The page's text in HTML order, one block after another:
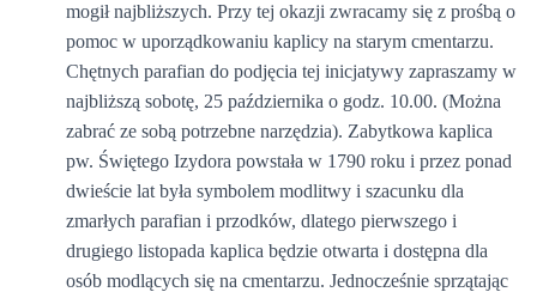
mogił najbliższych. Przy tej okazji zwracamy się z prośbą o
pomoc w uporządkowaniu kaplicy na starym cmentarzu.
Chętnych parafian do podjęcia tej inicjatywy zapraszamy w
najbliższą sobotę, 25 października o godz. 10.00. (Można
zabrać ze sobą potrzebne narzędzia). Zabytkowa kaplica
pw. Świętego Izydora powstała w 1790 roku i przez ponad
dwieście lat była symbolem modlitwy i szacunku dla
zmarłych parafian i przodków, dlatego pierwszego i
drugiego listopada kaplica będzie otwarta i dostępna dla
osób modlących się na cmentarzu. Jednocześnie sprzątając